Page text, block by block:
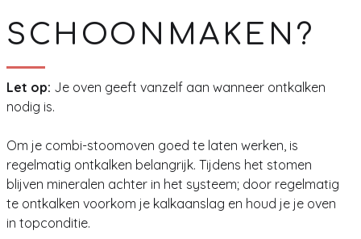
SCHOONMAKEN?
Let op: Je oven geeft vanzelf aan wanneer ontkalken
nodig is.
Om je combi-stoomoven goed te laten werken, is
regelmatig ontkalken belangrijk. Tijdens het stomen
blijven mineralen achter in het systeem; door regelmatig
te ontkalken voorkom je kalkaanslag en houd je je oven
in topconditie.